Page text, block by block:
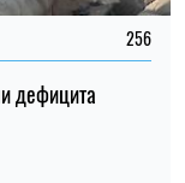
256
дефицита